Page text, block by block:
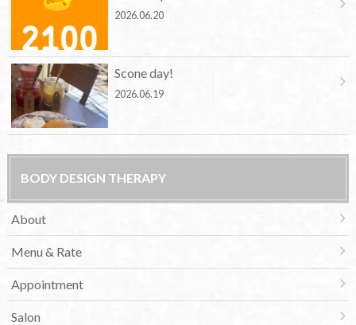
2026.06.20
Scone day!
2026.06.19
BODY DESIGN THERAPY
About
Menu & Rate
Appointment
Salon